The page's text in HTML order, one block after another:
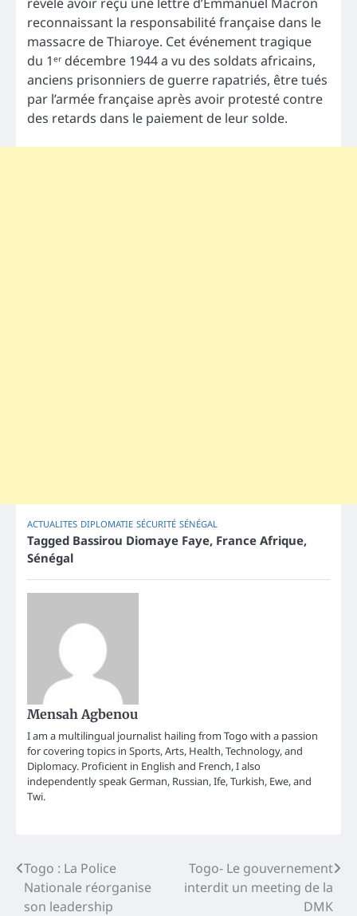
reconnaissant la responsabilité française dans le
massacre de Thiaroye. Cet événement tragique
du 1ᵉʳ décembre 1944 a vu des soldats africains,
anciens prisonniers de guerre rapatriés, être tués
par l’armée française après avoir protesté contre
des retards dans le paiement de leur solde.
ACTUALITES DIPLOMATIE SÉCURITÉ SÉNÉGAL
Tagged Bassirou Diomaye Faye, France Afrique,
Sénégal
Mensah Agbenou
I am a multilingual journalist hailing from Togo with a passion
for covering topics in Sports, Arts, Health, Technology, and
Diplomacy. Proficient in English and French, I also
independently speak German, Russian, Ife, Turkish, Ewe, and
Twi.
Post
navigation
Togo : La Police
Nationale réorganise
son leadership
Togo- Le gouvernement
interdit un meeting de la
DMK